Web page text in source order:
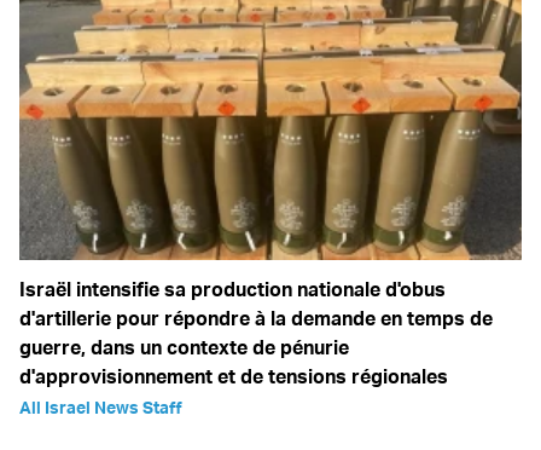
Israël intensifie sa production nationale d'obus
d'artillerie pour répondre à la demande en temps de
guerre, dans un contexte de pénurie
d'approvisionnement et de tensions régionales
All Israel News Staff